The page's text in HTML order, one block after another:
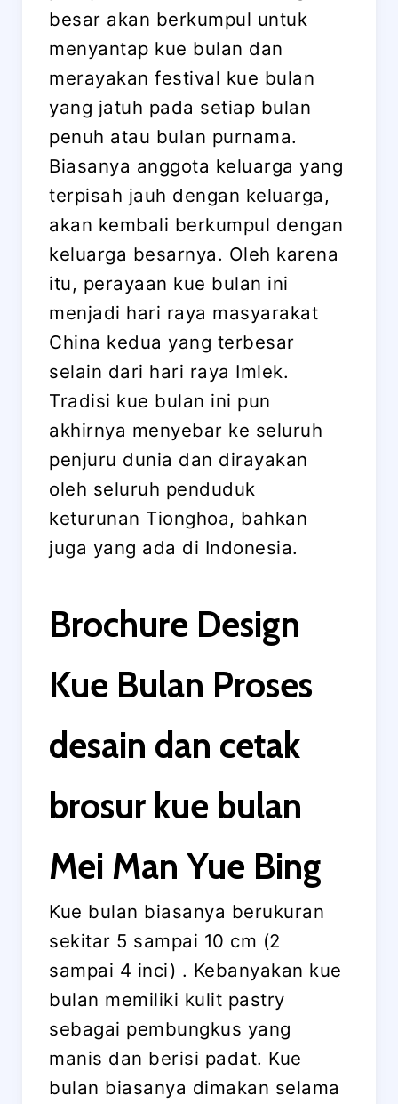
besar akan berkumpul untuk
menyantap kue bulan dan
merayakan festival kue bulan
yang jatuh pada setiap bulan
penuh atau bulan purnama.
Biasanya anggota keluarga yang
terpisah jauh dengan keluarga,
akan kembali berkumpul dengan
keluarga besarnya. Oleh karena
itu, perayaan kue bulan ini
menjadi hari raya masyarakat
China kedua yang terbesar
selain dari hari raya Imlek.
Tradisi kue bulan ini pun
akhirnya menyebar ke seluruh
penjuru dunia dan dirayakan
oleh seluruh penduduk
keturunan Tionghoa, bahkan
juga yang ada di Indonesia.
Brochure Design
Kue Bulan Proses
desain dan cetak
brosur kue bulan
Mei Man Yue Bing
Kue bulan biasanya berukuran
sekitar 5 sampai 10 cm (2
sampai 4 inci) . Kebanyakan kue
bulan memiliki kulit pastry
sebagai pembungkus yang
manis dan berisi padat. Kue
bulan biasanya dimakan selama